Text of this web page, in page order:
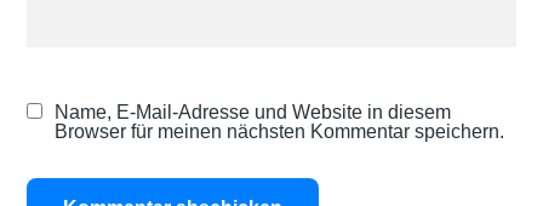
Name, E-Mail-Adresse und Website in diesem
Browser für meinen nächsten Kommentar speichern.